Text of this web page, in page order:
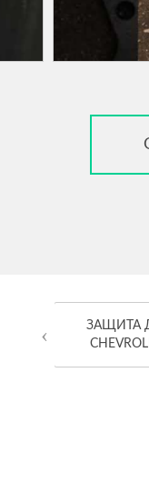
ЗАЩИТА
‹